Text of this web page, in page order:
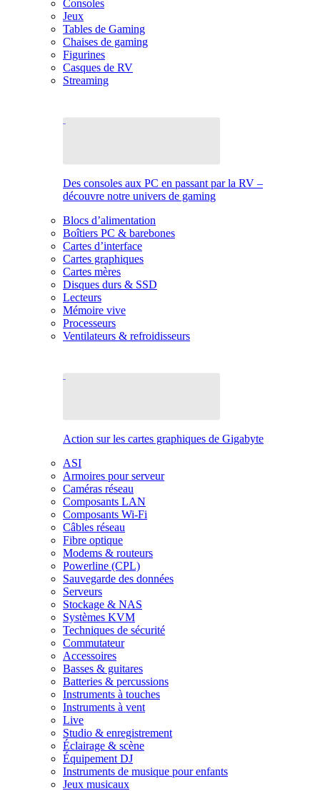
Consoles
Jeux
Tables de Gaming
Chaises de gaming
Figurines
Casques de RV
Streaming
Des consoles aux PC en passant par la RV –
découvre notre univers de gaming
Blocs d’alimentation
Boîtiers PC & barebones
Cartes d’interface
Cartes graphiques
Cartes mères
Disques durs & SSD
Lecteurs
Mémoire vive
Processeurs
Ventilateurs & refroidisseurs
Action sur les cartes graphiques de Gigabyte
ASI
Armoires pour serveur
Caméras réseau
Composants LAN
Composants Wi-Fi
Câbles réseau
Fibre optique
Modems & routeurs
Powerline (CPL)
Sauvegarde des données
Serveurs
Stockage & NAS
Systèmes KVM
Techniques de sécurité
Commutateur
Accessoires
Basses & guitares
Batteries & percussions
Instruments à touches
Instruments à vent
Live
Studio & enregistrement
Éclairage & scène
Équipement DJ
Instruments de musique pour enfants
Jeux musicaux